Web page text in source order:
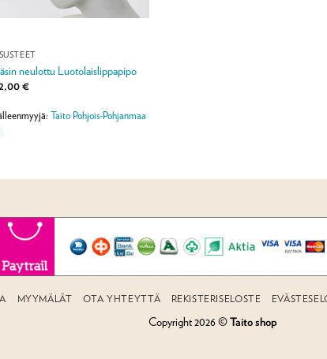
neulottu Luotolaislippapipo
€
Taito Pohjois-Pohjanmaa
MYYMÄLÄT OTA YHTEYTTÄ REKISTERISELOSTE
Copyright 2026 ©Taito shop